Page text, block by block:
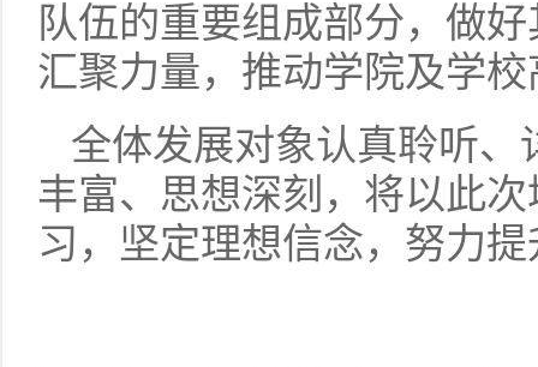
队伍的重要组成部分，做
汇聚力量，推动学院及学
全体发展对象认真聆听
丰富、思想深刻，将以此
习，坚定理想信念，努力